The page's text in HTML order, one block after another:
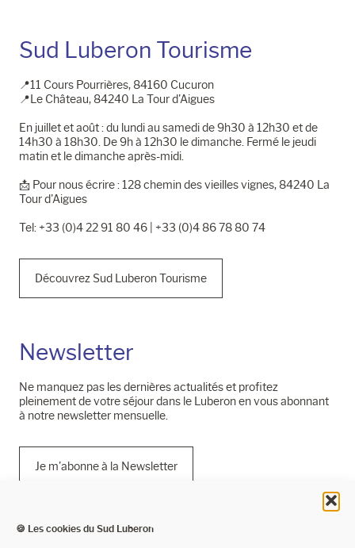
🍪 Les cookies du Sud Luberon
Sud Luberon Tourisme
📍11 Cours Pourrières, 84160 Cucuron
📍Le Château, 84240 La Tour d'Aigues
En juillet et août : du lundi au samedi de 9h30 à 12h30 et de
14h30 à 18h30. De 9h à 12h30 le dimanche. Fermé le jeudi
matin et le dimanche après-midi.
📩​ Pour nous écrire : 128 chemin des vieilles vignes, 84240 La
Tour d'Aigues
Tel: +33 (0)4 22 91 80 46 | +33 (0)4 86 78 80 74
Découvrez Sud Luberon Tourisme
Newsletter
Ne manquez pas les dernières actualités et profitez
pleinement de votre séjour dans le Luberon en vous abonnant
à notre newsletter mensuelle.
Je m'abonne à la Newsletter